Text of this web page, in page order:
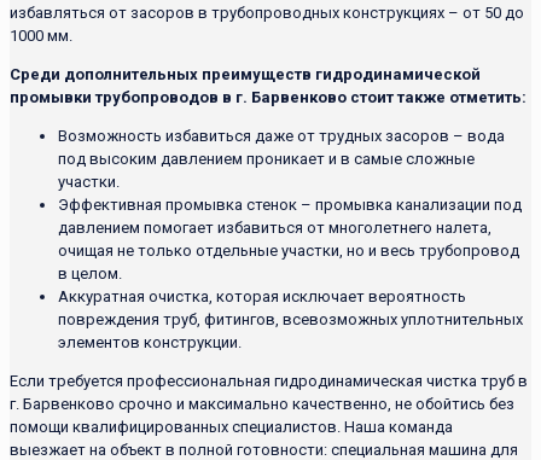
избавляться от засоров в трубопроводных конструкциях – от 50 до
1000 мм.
Среди дополнительных преимуществ гидродинамической
промывки трубопроводов в г. Барвенково стоит также отметить:
Возможность избавиться даже от трудных засоров – вода
под высоким давлением проникает и в самые сложные
участки.
Эффективная промывка стенок – промывка канализации под
давлением помогает избавиться от многолетнего налета,
очищая не только отдельные участки, но и весь трубопровод
в целом.
Аккуратная очистка, которая исключает вероятность
повреждения труб, фитингов, всевозможных уплотнительных
элементов конструкции.
Если требуется профессиональная гидродинамическая чистка труб в
г. Барвенково срочно и максимально качественно, не обойтись без
помощи квалифицированных специалистов. Наша команда
выезжает на объект в полной готовности: специальная машина для